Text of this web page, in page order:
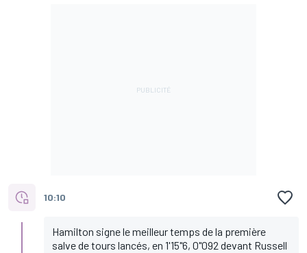
10:10
Hamilton signe le meilleur temps de la première
salve de tours lancés, en 1'15"6, 0"092 devant Russell